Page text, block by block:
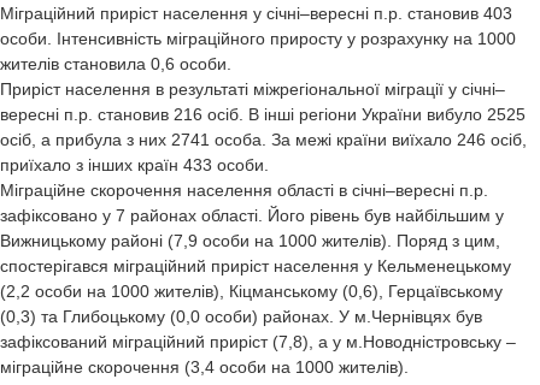
Міграційний приріст населення у січні–вересні п.р. становив 403
особи. Інтенсивність міграційного приросту у розрахунку на 1000
жителів становила 0,6 особи.
Приріст населення в результаті міжрегіональної міграції у січні–
вересні п.р. становив 216 осіб. В інші регіони України вибуло 2525
осіб, а прибула з них 2741 особа. За межі країни виїхало 246 осіб,
приїхало з інших країн 433 особи.
Міграційне скорочення населення області в січні–вересні п.р.
зафіксовано у 7 районах області. Його рівень був найбільшим у
Вижницькому районі (7,9 особи на 1000 жителів). Поряд з цим,
спостерігався міграційний приріст населення у Кельменецькому
(2,2 особи на 1000 жителів), Кіцманському (0,6), Герцаївському
(0,3) та Глибоцькому (0,0 особи) районах. У м.Чернівцях був
зафіксований міграційний приріст (7,8), а у м.Новодністровську –
міграційне скорочення (3,4 особи на 1000 жителів).